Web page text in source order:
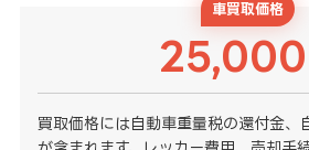
車買取価格
25,000
買取価格には自動車重量税の還付金、